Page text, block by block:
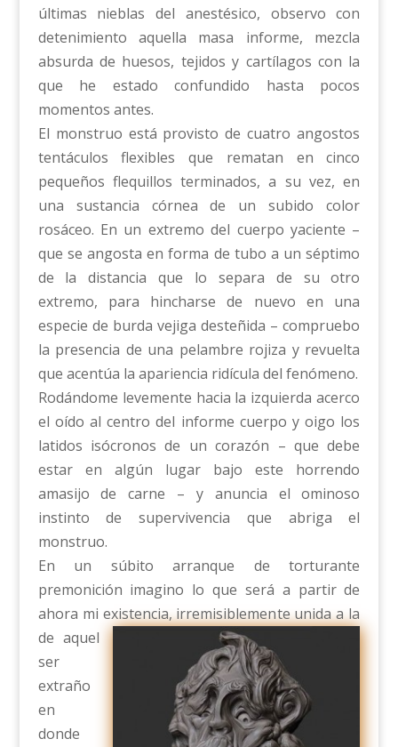
últimas nieblas del anestésico, observo con
detenimiento aquella masa informe, mezcla
absurda de huesos, tejidos y cartílagos con la
que he estado confundido hasta pocos
momentos antes.
El monstruo está provisto de cuatro angostos
tentáculos flexibles que rematan en cinco
pequeños flequillos terminados, a su vez, en
una sustancia córnea de un subido color
rosáceo. En un extremo del cuerpo yaciente –
que se angosta en forma de tubo a un séptimo
de la distancia que lo separa de su otro
extremo, para hincharse de nuevo en una
especie de burda vejiga desteñida – compruebo
la presencia de una pelambre rojiza y revuelta
que acentúa la apariencia ridícula del fenómeno.
Rodándome levemente hacia la izquierda acerco
el oído al centro del informe cuerpo y oigo los
latidos isócronos de un corazón – que debe
estar en algún lugar bajo este horrendo
amasijo de carne – y anuncia el ominoso
instinto de supervivencia que abriga el
monstruo.
En un súbito arranque de torturante
premonición imagino lo que será a partir de
ahora mi existencia, irremisiblemente unida a la
de aquel
ser
extraño
en
donde